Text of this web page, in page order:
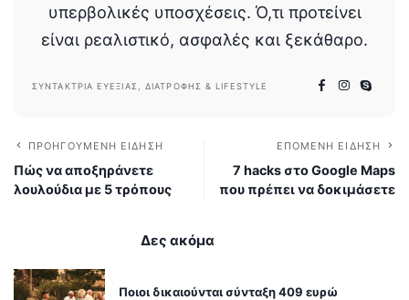
υπερβολικές υποσχέσεις. Ό,τι προτείνει
είναι ρεαλιστικό, ασφαλές και ξεκάθαρο.
ΣΥΝΤΆΚΤΡΙΑ ΕΥΕΞΊΑΣ, ΔΙΑΤΡΟΦΉΣ & LIFESTYLE
ΠΡΟΗΓΟΎΜΕΝΗ ΕΊΔΗΣΗ
Πώς να αποξηράνετε
λουλούδια με 5 τρόπους
ΕΠΌΜΕΝΗ ΕΊΔΗΣΗ
7 hacks στο Google Maps
που πρέπει να δοκιμάσετε
Δες ακόμα
Ποιοι δικαιούνται σύνταξη 409 ευρώ